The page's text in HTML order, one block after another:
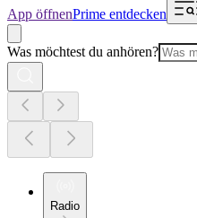
App öffnenPrime entdecken
Was möchtest du anhören?
Radio